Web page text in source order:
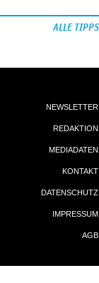
ALLE TIPPS
NEWSLETTER
REDAKTION
MEDIADATEN
KONTAKT
DATENSCHUTZ
IMPRESSUM
AGB